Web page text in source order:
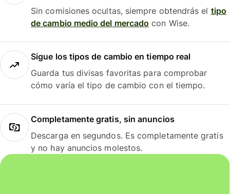
Sin comisiones ocultas, siempre obtendrás el tipo
de cambio medio del mercado con Wise.
Sigue los tipos de cambio en tiempo real
Guarda tus divisas favoritas para comprobar
cómo varía el tipo de cambio con el tiempo.
Completamente gratis, sin anuncios
Descarga en segundos. Es completamente gratis
y no hay anuncios molestos.